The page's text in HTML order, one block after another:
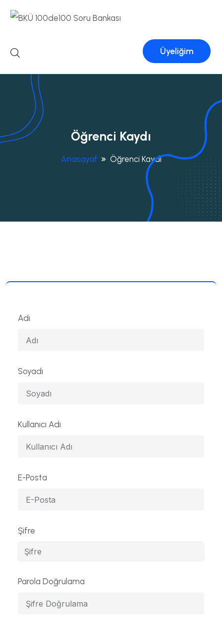
Üyeliğim
Öğrenci Kaydı
Anasayaf Öğrenci Kaydı
Adı
Soyadı
Kullanıcı Adı
E-Posta
Şifre
Parola Doğrulama